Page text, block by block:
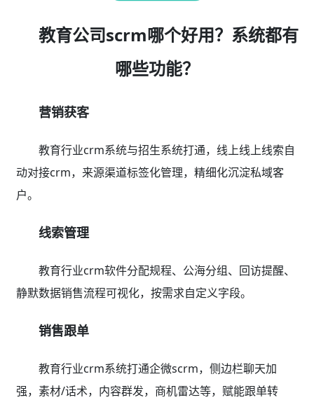
教育公司scrm哪个好用？系统都有
哪些功能？
营销获客
教育行业crm系统与招生系统打通，线上线上线索自
动对接crm，来源渠道标签化管理，精细化沉淀私域客
户。
线索管理
教育行业crm软件分配规程、公海分组、回访提醒、
静默数据销售流程可视化，按需求自定义字段。
销售跟单
教育行业crm系统打通企微scrm，侧边栏聊天加
强，素材/话术，内容群发，商机雷达等，赋能跟单转